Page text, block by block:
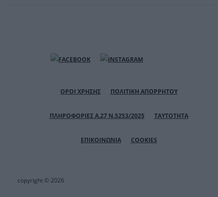
ΟΡΟΙ ΧΡΗΣΗΣ ΠΟΛΙΤΙΚΗ ΑΠΟΡΡΗΤΟΥ
ΠΛΗΡΟΦΟΡΙΕΣ Α.27 Ν.5253/2025 ΤΑΥΤΟΤΗΤΑ
ΕΠΙΚΟΙΝΩΝΙΑ COOKIES
copyright © 2026